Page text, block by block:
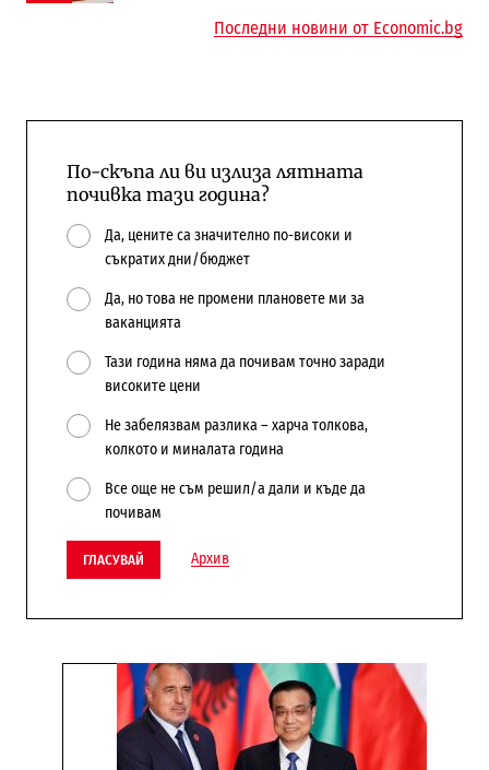
Последни новини от Economic.bg
По-скъпа ли ви излиза лятната
почивка тази година?
Да, цените са значително по-високи и
съкратих дни/бюджет
Да, но това не промени плановете ми за
ваканцията
Тази година няма да почивам точно заради
високите цени
Не забелязвам разлика – харча толкова,
колкото и миналата година
Все още не съм решил/а дали и къде да
почивам
ГЛАСУВАЙ Архив